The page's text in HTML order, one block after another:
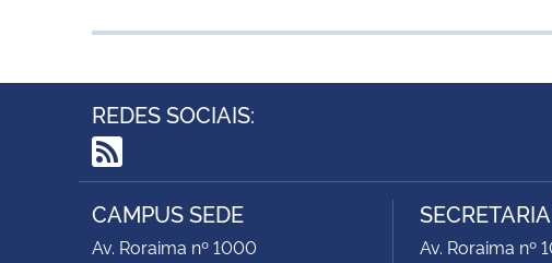
REDES SOCIAIS:
RSS
CAMPUS SEDE
Av. Roraima nº 1000 Av. Roraima nº